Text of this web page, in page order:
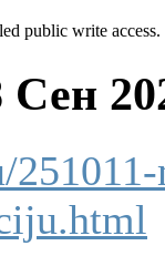
public write access.
Сен